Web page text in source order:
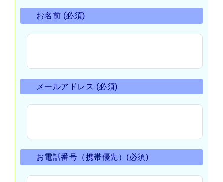
アクセス
解決事例
ご予約フォーム
お名前 (必須)
メールアドレス (必須)
お電話番号（携帯優先）(必須)